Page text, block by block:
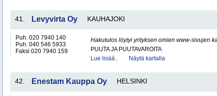
41. Levyvirta Oy KAUHAJOKI
Puh. 020 7940 140
Puh. 040 546 5933
Faksi 020 7940 159
Hakutulos löytyi yrityksen omien www-sivujen
PUUTA JA PUUTAVAROITA
Lue lisää..
Näytä kartalla
42. Enestam Kauppa Oy HELSINKI